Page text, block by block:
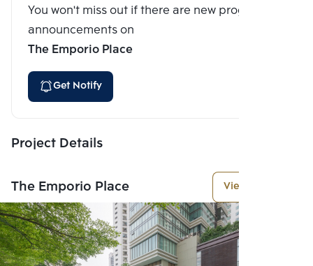
You won't miss out if there are new program
announcements on
The Emporio Place
Get Notify
Project Details
The Emporio Place View More